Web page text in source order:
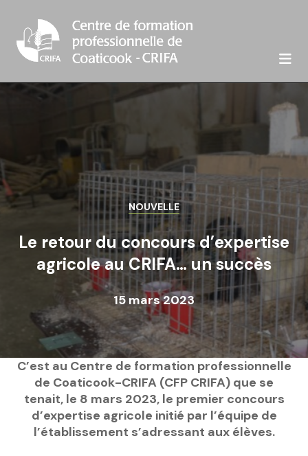

NOUVELLE
Le retour du concours d’expertise
agricole au CRIFA… un succès
15 mars 2023
C’est au Centre de formation professionnelle
de Coaticook-CRIFA (CFP CRIFA) que se
tenait, le 8 mars 2023, le premier concours
d’expertise agricole initié par l’équipe de
l’établissement s’adressant aux élèves.